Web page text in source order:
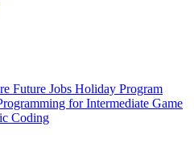
Future Jobs Holiday Program
for Intermediate Game
Coding